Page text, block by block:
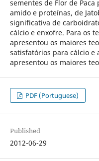
sementes de Flor de
amido e proteínas, de
significativa de
cálcio e enxofre. Para os
apresentou os maiores
satisfatórios para cálcio e
apresentou os maiores
PDF (Portuguese)
Published
2012-06-29